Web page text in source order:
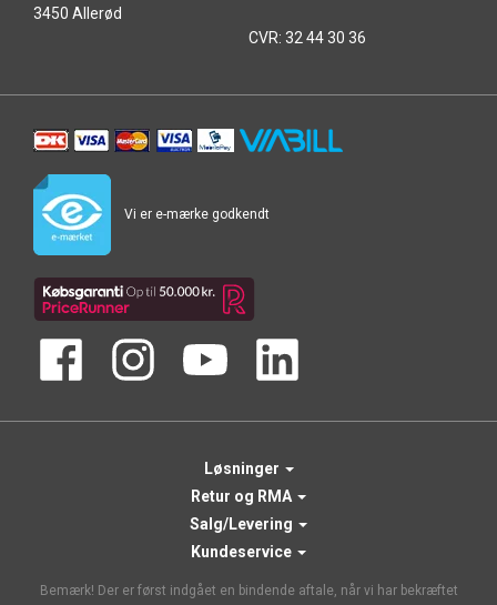
3450 Allerød
CVR: 32 44 30 36
Vi er e-mærke godkendt
Løsninger
Retur og RMA
Salg/Levering
Kundeservice
Bemærk! Der er først indgået en bindende aftale, når vi har bekræftet